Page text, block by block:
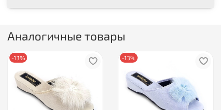
Аналогичные товары
-13% -13%